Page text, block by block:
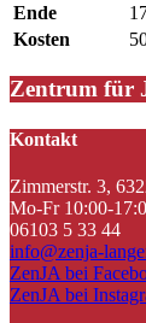
Ende
Kosten
Zentrum für
Kontakt
Zimmerstr. 3,
Mo-Fr 10:00-
06103 5 33 44
info@zenja-
ZenJA bei
ZenJA bei